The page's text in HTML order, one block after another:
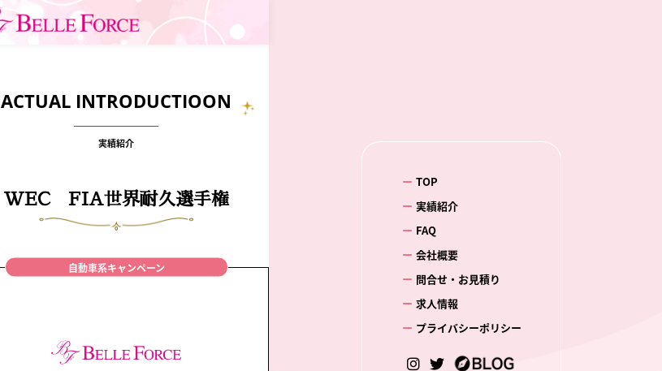
TOP
実績紹介
FAQ
会社概要
問合せ・お見積り
求人情報
プライバシーポリシー
ACTUAL INTRODUCTIOON
実績紹介
WEC FIA世界耐久選手権
自動車系キャンペーン